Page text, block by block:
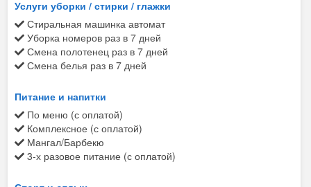
Услуги уборки / стирки / глажки
Стиральная машинка автомат
Уборка номеров раз в 7 дней
Смена полотенец раз в 7 дней
Смена белья раз в 7 дней
Питание и напитки
По меню (с оплатой)
Комплексное (с оплатой)
Мангал/Барбекю
3-х разовое питание (с оплатой)